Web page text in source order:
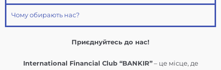
Чому обирають нас?
Приєднуйтесь до нас!
International Financial Club “BANKIR”– це місце, де